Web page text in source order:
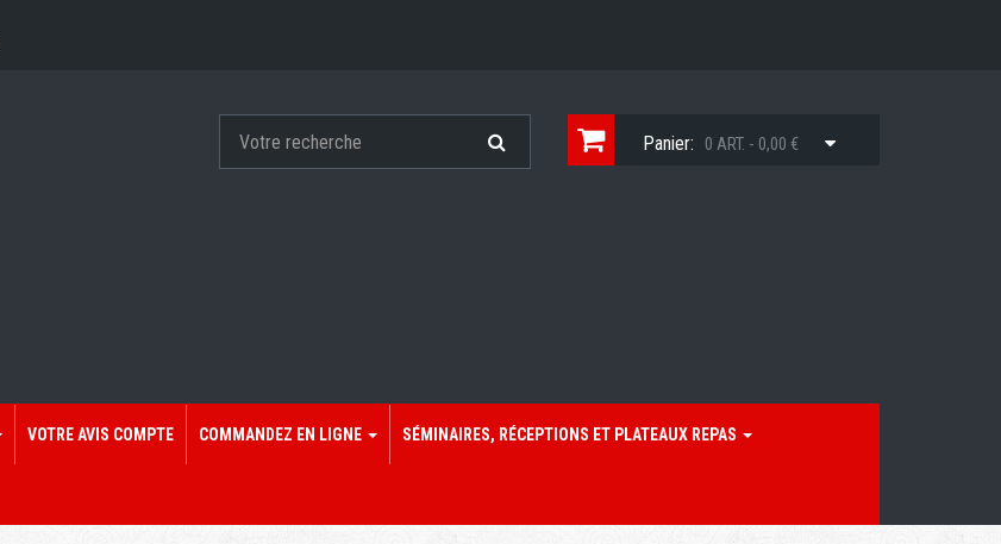
Panier: 0 ART. - 0,00 €
VOTRE AVIS COMPTE COMMANDEZ EN LIGNE SÉMINAIRES, RÉCEPTIONS ET PLATEAUX REPAS